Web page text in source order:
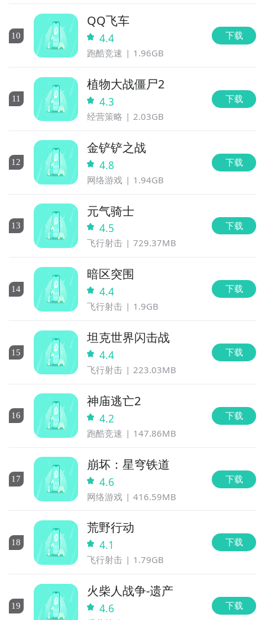
10
QQ飞车
4.4
跑酷竞速 1.96GB
下载
11
植物大战僵尸2
4.3
经营策略 2.03GB
下载
12
金铲铲之战
4.8
网络游戏 1.94GB
下载
13
元气骑士
4.5
飞行射击 729.37MB
下载
14
暗区突围
4.4
飞行射击 1.9GB
下载
15
坦克世界闪击战
4.4
飞行射击 223.03MB
下载
16
神庙逃亡2
4.2
跑酷竞速 147.86MB
下载
17
崩坏：星穹铁道
4.6
网络游戏 416.59MB
下载
18
荒野行动
4.1
飞行射击 1.79GB
下载
19
火柴人战争-遗产
4.6 下载